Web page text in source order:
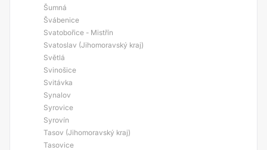
Šumná
Švábenice
Svatobořice - Mistřín
Svatoslav (Jihomoravský kraj)
Světlá
Svinošice
Svitávka
Synalov
Syrovice
Syrovín
Tasov (Jihomoravský kraj)
Tasovice